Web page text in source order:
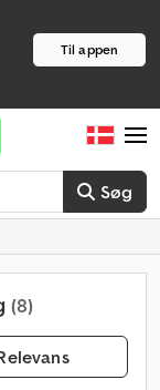
Til appen
Søg
(8)